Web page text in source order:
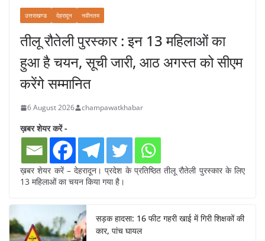
उत्तराखण्ड देहरादून नवीनतम
तीलू रौतेली पुरस्कार : इन 13 महिलाओं का
हुआ है चयन, सूची जारी, आठ अगस्त को सीएम
करेंगे सम्मानित
6 August 2026 champawatkhabar
ख़बर शेयर करें -
ख़बर शेयर करें – देहरादून। प्रदेश के प्रतिष्ठित तीलू रौतेली पुरस्कार के लिए
13 महिलाओं का चयन किया गया है।
सड़क हादसा: 16 फीट गहरी खाई में गिरी शिक्षकों की
कार, पांच घायल